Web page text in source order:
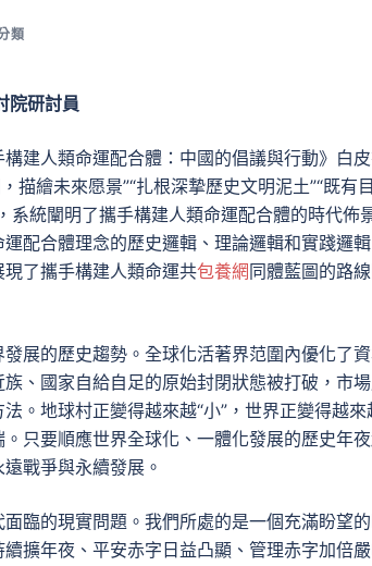
類
院研討員
建人類命運配合體：中國的倡議與行動》白
描繪未來愿景”“扎根深摯歷史文明泥土”“既有
系統闡明了攜手構建人類命運配合體的時代佈
配合體理念的歷史邏輯、理論邏輯和實踐邏
了攜手構建人類命運共包養網 同體藍圖的路
展的歷史趨勢。全球化活著界范圍內優化了
、國家自給自足的原始封閉狀態被打破，市
。地球村正變得越來越“小”，世界正變得越
只要順應世界全球化、一體化發展的歷史年
戰爭與永續發展。
臨的現實問題。我們所處的是一個充滿盼望
擴年夜、平安赤字日益凸顯、管理赤字加倍